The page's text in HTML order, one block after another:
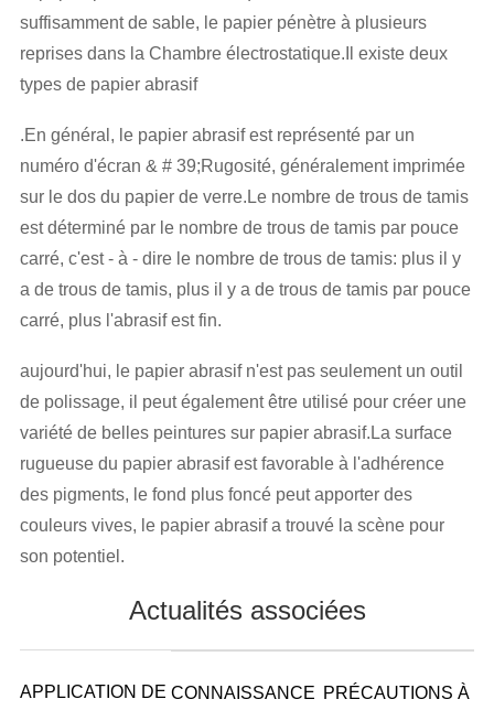
suffisamment de sable, le papier pénètre à plusieurs
reprises dans la Chambre électrostatique.Il existe deux
types de papier abrasif
.En général, le papier abrasif est représenté par un
numéro d'écran & # 39;Rugosité, généralement imprimée
sur le dos du papier de verre.Le nombre de trous de tamis
est déterminé par le nombre de trous de tamis par pouce
carré, c'est - à - dire le nombre de trous de tamis: plus il y
a de trous de tamis, plus il y a de trous de tamis par pouce
carré, plus l'abrasif est fin.
aujourd'hui, le papier abrasif n'est pas seulement un outil
de polissage, il peut également être utilisé pour créer une
variété de belles peintures sur papier abrasif.La surface
rugueuse du papier abrasif est favorable à l'adhérence
des pigments, le fond plus foncé peut apporter des
couleurs vives, le papier abrasif a trouvé la scène pour
son potentiel.
Actualités associées
APPLICATION DE CONNAISSANCE PRÉCAUTIONS À